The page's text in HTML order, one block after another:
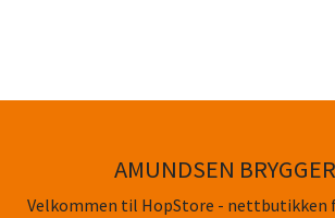
AMUNDSEN
Velkommen til HopStore - nettbutikken